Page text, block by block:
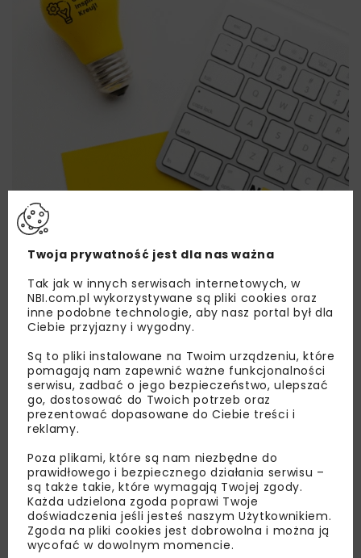
Lubisz wiedzieć więcej?
Zapisz się do newslettera aby otrzymywać od
nas najlepsze informacje branżowe,
zaproszenia na wydarzenia, atrakcyjne oferty i
dedykowane akcje specjalne.
Regulaminemoraz wyrażam zgodę na otrzymywanie na
podany przeze mnie adres e-mail korespondencji
handlowej w postaci newslettera.
ZAPISZ MNIE
Twoja prywatność jest dla nas ważna
Tak jak w innych serwisach internetowych, w
NBI.com.pl wykorzystywane są pliki cookies oraz
inne podobne technologie, aby nasz portal był dla
Ciebie przyjazny i wygodny.
Są to pliki instalowane na Twoim urządzeniu, które
pomagają nam zapewnić ważne funkcjonalności
serwisu, zadbać o jego bezpieczeństwo, ulepszać
go, dostosować do Twoich potrzeb oraz
prezentować dopasowane do Ciebie treści i
reklamy.
Poza plikami, które są nam niezbędne do
prawidłowego i bezpiecznego działania serwisu –
są także takie, które wymagają Twojej zgody.
Każda udzielona zgoda poprawi Twoje
doświadczenia jeśli jesteś naszym Użytkownikiem.
Zgoda na pliki cookies jest dobrowolna i można ją
wycofać w dowolnym momencie.